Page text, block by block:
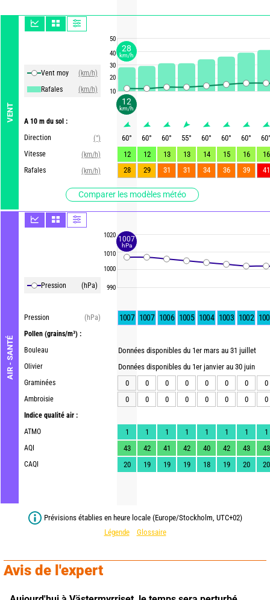
VENT
Vent moy
(km/h)
Rafales
(km/h)
A 10 m du sol :
Direction
(°)
Vitesse
(km/h)
Rafales
(km/h)
Comparer les modèles météo
AIR - SANTÉ
Pression (hPa)
Pression
(hPa)
Pollen (grains/m³) :
Bouleau
Olivier
Graminées
Ambroisie
Indice qualité air :
ATMO
AQI
CAQI
50
40
30
20
10
1020
1010
1000
990
60° 60° 60° 55° 60° 60° 60° 60
12
12 13 13 14 15 16
16
28
29 31 31 34 36 39 41
1007 1007 1006 1005 1004 1003 1002
Données disponibles du 1er mars au 31 juillet
Données disponibles du 1er janvier au 30 juin
0
0 0 0 0 0 0
0
0
0 0 0 0 0 0 0
1 1 1 1 1 1 1
1
43
42 41 42 40 42 43
43
20
19 19 19 18 19 20 20
Prévisions établies en heure locale (Europe/Stockholm, UTC+02)
Légende
Glossaire
Avis de l'expert
12
km/h
28
km/h
1007
hPa